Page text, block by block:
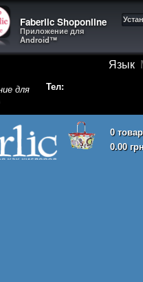
Faberlic Shoponline
Приложение для
Android™
Язык
для
Тел:
0
0.00
Корзина покупок пуста!